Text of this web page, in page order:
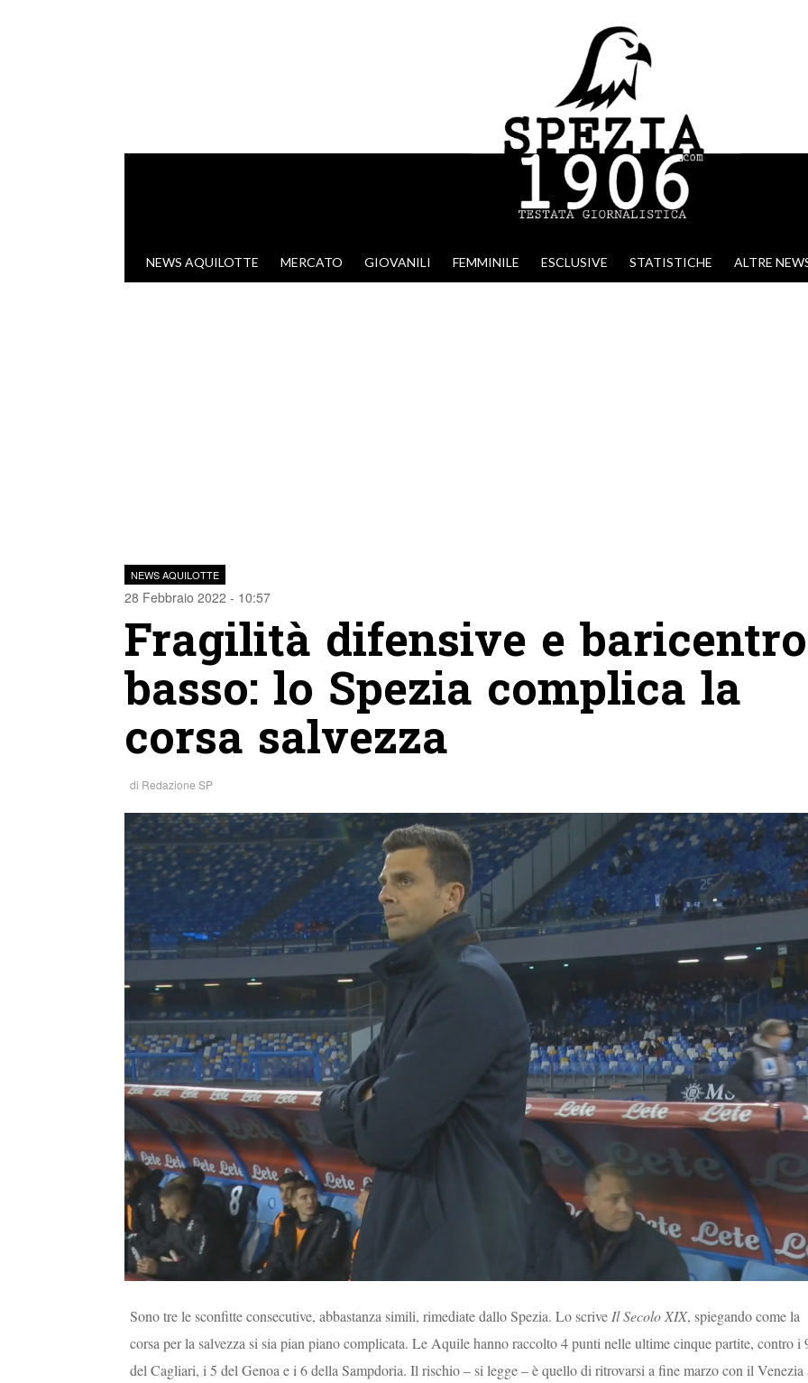
VAI AL CONTENUTO
NEWS AQUILOTTE MERCATO GIOVANILI FEMMINILE ESCLUSIVE STATISTICHE ALTRE
NEWS AQUILOTTE
28 Febbraio 2022 - 10:57
Fragilità difensive e baricentro
basso: lo Spezia complica la
corsa salvezza
di Redazione SP
Sono tre le sconfitte consecutive, abbastanza simili, rimediate dallo Spezia. Lo scrive Il Secolo XIX, spiegando come la
corsa per la salvezza si sia pian piano complicata. Le Aquile hanno raccolto 4 punti nelle ultime cinque partite, contro i
del Cagliari, i 5 del Genoa e i 6 della Sampdoria. Il rischio – si legge – è quello di ritrovarsi a fine marzo con il Venezia